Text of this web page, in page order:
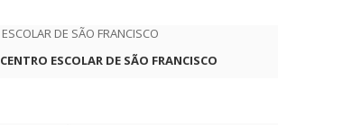
CENTRO ESCOLAR DE SÃO FRANCISCO